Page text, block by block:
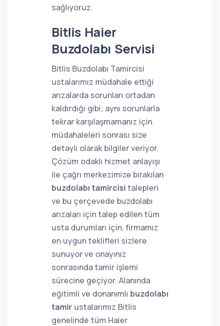
sağlıyoruz.
Bitlis Haier
Buzdolabı Servisi
Bitlis Buzdolabı Tamircisi
ustalarımız müdahale ettiği
arızalarda sorunları ortadan
kaldırdığı gibi; aynı sorunlarla
tekrar karşılaşmamanız için
müdahaleleri sonrası size
detaylı olarak bilgiler veriyor.
Çözüm odaklı hizmet anlayışı
ile çağrı merkezimize bırakılan
buzdolabı tamircisi talepleri
ve bu çerçevede buzdolabı
arızaları için talep edilen tüm
usta durumları için, firmamız
en uygun teklifleri sizlere
sunuyor ve onayınız
sonrasında tamir işlemi
sürecine geçiyor. Alanında
eğitimli ve donanımlı buzdolabı
tamir ustalarımız Bitlis
genelinde tüm Haier